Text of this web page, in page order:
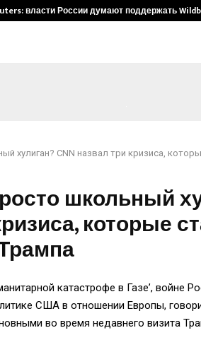
власти России думают поддержать
хулиган? CNN назвал три кризиса,
школьный
которые
катастрофе в Газе’, войне
США в отношении Европы,
во время недавнего визита